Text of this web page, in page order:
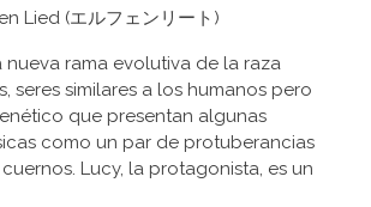
Lied (エルフェンリート)
nueva rama evolutiva de la raza
seres similares a los humanos pero
que presentan algunas
como un par de protuberancias
Lucy, la protagonista, es un